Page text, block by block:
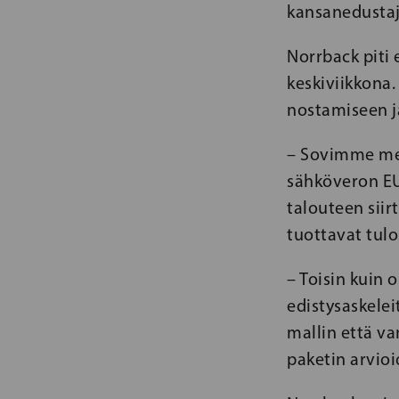
Norrback piti
nostamiseen
– Sovimme
sähköveron
talouteen
tuottavat
– Toisin kuin
mallin että
paketin